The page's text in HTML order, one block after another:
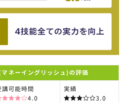
ネーイングリッシュ)の評価
講可能時間
4.0
実績
3.0